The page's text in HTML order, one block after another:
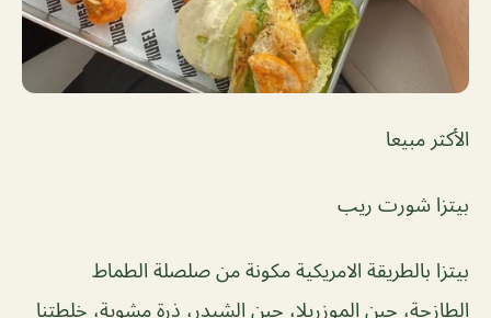
الأكثر مبيعا
بيتزا شورت ريب
بيتزا بالطريقة الامريكية مكونة من صلصلة الطماط
الطازجة، جبن الموزريلا، جبن الشيدر، ذرة مشوية، خلطتنا